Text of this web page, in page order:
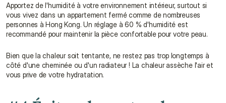
Apportez de l'humidité à votre environnement intérieur, surtout si
vous vivez dans un appartement fermé comme de nombreuses
personnes à Hong Kong. Un réglage à 60 % d'humidité est
recommandé pour maintenir la pièce confortable pour votre peau.
Bien que la chaleur soit tentante, ne restez pas trop longtemps à
côté d'une cheminée ou d'un radiateur ! La chaleur assèche l'air et
vous prive de votre hydratation.